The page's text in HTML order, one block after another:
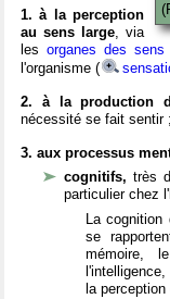
1. à la perception
au sens large, via
lesorganes des sens
l'organisme (
2. à la production
nécessité se fait sentir ;
3. aux processus
cognitifs,très
particulier chez
La cognition
se
mémoire,
la